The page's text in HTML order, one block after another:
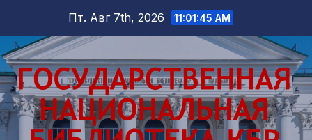
содержимому
Пт. Авг 7th, 2026 11:01:47 AM